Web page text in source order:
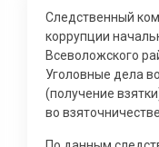
Следственный
коррупции
Всеволожского
Уголовные дела
(получение
во